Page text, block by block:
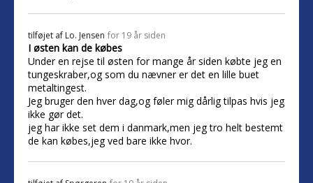
tilføjet af Lo. Jensen for 19 år siden
I østen kan de købes
Under en rejse til østen for mange år siden købte jeg en
tungeskraber,og som du nævner er det en lille buet
metaltingest.
Jeg bruger den hver dag,og føler mig dårlig tilpas hvis jeg
ikke gør det.
jeg har ikke set dem i danmark,men jeg tro helt bestemt
de kan købes,jeg ved bare ikke hvor.